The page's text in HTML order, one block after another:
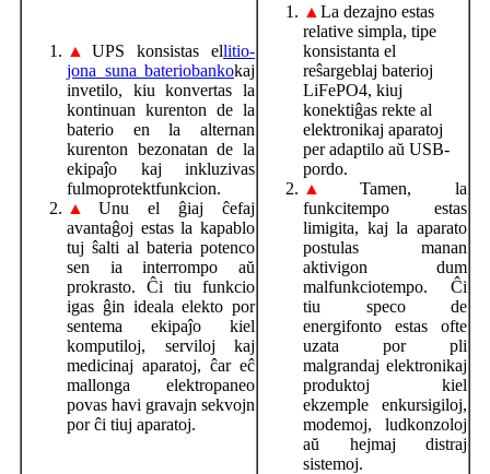
▲ UPS konsistas ellitio-
jona suna bateriobankokaj
invetilo, kiu konvertas la
kontinuan kurenton de la
baterio en la alternan
kurenton bezonatan de la
ekipaĵo kaj inkluzivas
fulmoprotektfunkcion.
▲ Unu el ĝiaj ĉefaj
avantaĝoj estas la kapablo
tuj ŝalti al bateria potenco
sen ia interrompo aŭ
prokrasto. Ĉi tiu funkcio
igas ĝin ideala elekto por
sentema ekipaĵo kiel
komputiloj, serviloj kaj
medicinaj aparatoj, ĉar eĉ
mallonga elektropaneo
povas havi gravajn sekvojn
por ĉi tiuj aparatoj.
▲ La dezajno estas
relative simpla, tipe
konsistanta el
reŝargeblaj baterioj
LiFePO4, kiuj
konektiĝas rekte al
elektronikaj aparatoj
per adaptilo aŭ USB-
pordo.
▲ Tamen, la
funkcitempo estas
limigita, kaj la aparato
postulas manan
aktivigon dum
malfunkciotempo. Ĉi
tiu speco de
energifonto estas ofte
uzata por pli
malgrandaj elektronikaj
produktoj kiel
ekzemple enkursigiloj,
modemoj, ludkonzoloj
aŭ hejmaj distraj
sistemoj.